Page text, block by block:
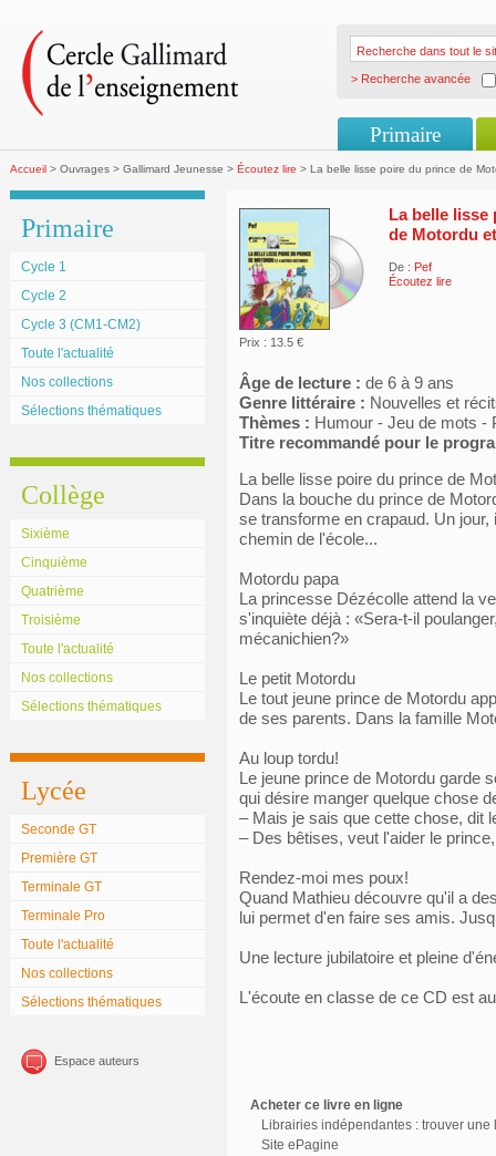
> Recherche avancée
Primaire
Accueil > Ouvrages > Gallimard Jeunesse > Écoutez lire > La belle lisse poire du prince de
Primaire
Cycle 1
Cycle 2
Cycle 3 (CM1-CM2)
Toute l'actualité
Nos collections
Sélections thématiques
Collège
Sixième
Cinquième
Quatrième
Troisième
Toute l'actualité
Nos collections
Sélections thématiques
Lycée
Seconde GT
Première GT
Terminale GT
Terminale Pro
Toute l'actualité
Nos collections
Sélections thématiques
Espace auteurs
Prix : 13.5 €
La belle lisse
de Motordu
De : Pef
Écoutez lire
Âge de lecture : de 6 à 9 ans
Genre littéraire : Nouvelles et
Thèmes : Humour - Jeu de mots -
Titre recommandé pour le
La belle lisse poire du prince de
Dans la bouche du prince de
se transforme en crapaud. Un
chemin de l'école...
Motordu papa
La princesse Dézécolle attend la
s'inquiète déjà : «Sera-t-il
mécanichien?»
Le petit Motordu
Le tout jeune prince de Motordu
de ses parents. Dans la famille
Au loup tordu!
Le jeune prince de Motordu garde
qui désire manger quelque chose
– Mais je sais que cette chose, dit
– Des bêtises, veut l'aider le
Rendez-moi mes poux!
Quand Mathieu découvre qu'il a
lui permet d'en faire ses amis.
Une lecture jubilatoire et pleine
L'écoute en classe de ce CD est
Acheter ce livre en ligne
Librairies indépendantes : trouver une
Site ePagine